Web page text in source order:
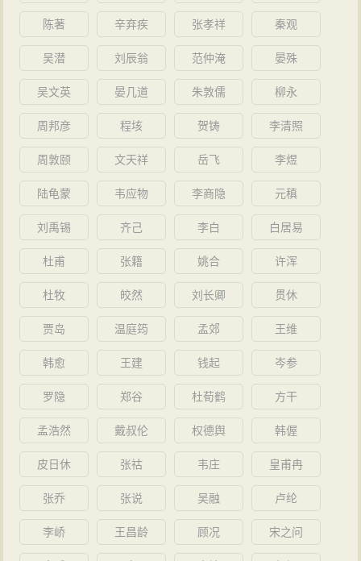
陈著 辛弃疾 张孝祥 秦观
吴潜 刘辰翁 范仲淹 晏殊
吴文英 晏几道 朱敦儒 柳永
周邦彦 程垓 贺铸 李清照
周敦颐 文天祥 岳飞 李煜
陆龟蒙 韦应物 李商隐 元稹
刘禹锡 齐己 李白 白居易
杜甫 张籍 姚合 许浑
杜牧 皎然 刘长卿 贯休
贾岛 温庭筠 孟郊 王维
韩愈 王建 钱起 岑参
罗隐 郑谷 杜荀鹤 方干
孟浩然 戴叔伦 权德舆 韩偓
皮日休 张祜 韦庄 皇甫冉
张乔 张说 吴融 卢纶
李峤 王昌龄 顾况 宋之问